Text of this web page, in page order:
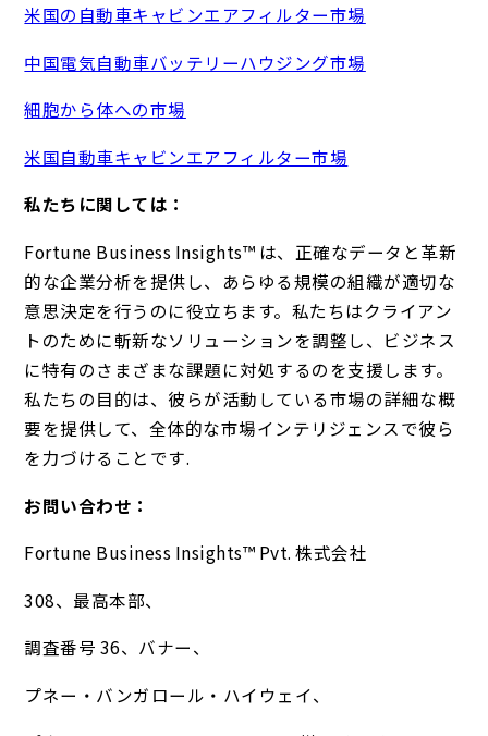
米国の自動車キャビンエアフィルター市場
中国電気自動車バッテリーハウジング市場
細胞から体への市場
米国自動車キャビンエアフィルター市場
私たちに関しては：
Fortune Business Insights™ は、正確なデータと革新
的な企業分析を提供し、あらゆる規模の組織が適切な
意思決定を行うのに役立ちます。私たちはクライアン
トのために斬新なソリューションを調整し、ビジネス
に特有のさまざまな課題に対処するのを支援します。
私たちの目的は、彼らが活動している市場の詳細な概
要を提供して、全体的な市場インテリジェンスで彼ら
を力づけることです.
お問い合わせ：
Fortune Business Insights™ Pvt. 株式会社
308、最高本部、
調査番号 36、バナー、
プネー・バンガロール・ハイウェイ、